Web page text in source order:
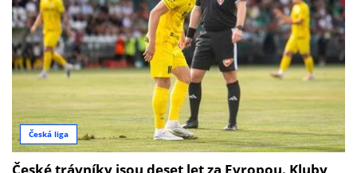
Česká liga
České trávníky jsou deset let za Evropou. Kluby